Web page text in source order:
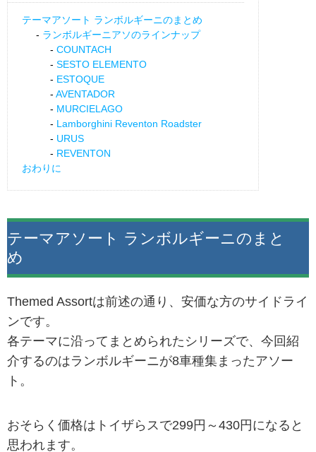
テーマアソート ランボルギーニのまとめ
ランボルギーニアソのラインナップ
COUNTACH
SESTO ELEMENTO
ESTOQUE
AVENTADOR
MURCIELAGO
Lamborghini Reventon Roadster
URUS
REVENTON
おわりに
テーマアソート ランボルギーニのまと
め
Themed Assortは前述の通り、安価な方のサイドライ
ンです。
各テーマに沿ってまとめられたシリーズで、今回紹
介するのはランボルギーニが8車種集まったアソー
ト。
おそらく価格はトイザらスで299円～430円になると
思われます。